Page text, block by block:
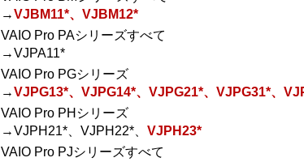
→VJBM11*、VJBM12*
VAIO Pro PAシリーズすべて
→VJPA11*
VAIO Pro PGシリーズ
→VJPG13*、VJPG14*、VJPG21*、VJPG31*、
VAIO Pro PHシリーズ
→VJPH21*、VJPH22*、 VJPH23*
VAIO Pro PJシリーズすべて